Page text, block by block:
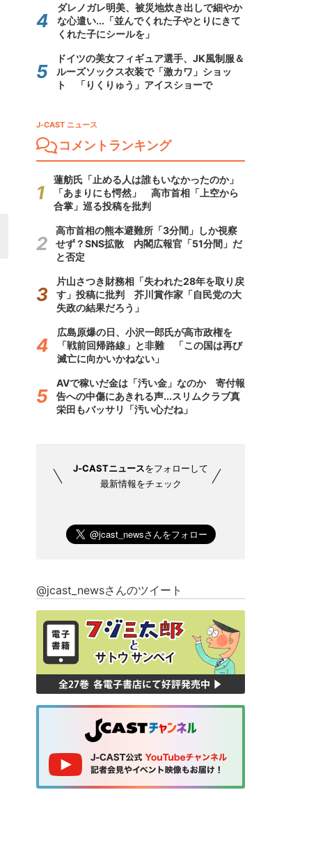
ダレノガレ明美、被災地炊き出しで細やか
な心遣い...「並んでくれた子やとりにきて
くれた子にシールを」
ドイツの美女フィギュア選手、JK風制服＆
ルーズソックス衣装で「激カワ」ショッ
ト 「りくりゅう」アイスショーで
J-CAST ニュース
コメントランキング
蓮舫氏「止める人は誰もいなかったのか」
「あまりにも愕然」 高市首相「上空から
合掌」巡る投稿を批判
高市首相の熊本避難所「3分間」しか視察
せず？SNS拡散 内閣広報官「51分間」だ
と否定
片山さつき財務相「失われた28年を取り戻
す」投稿に批判 芥川賞作家「自民党の大
失政の結果だろう」
広島原爆の日、小沢一郎氏が高市政権を
「戦前回帰路線」と非難 「この国は再び
滅亡に向かいかねない」
AVで稼いだ金は「汚い金」なのか 寄付報
告への中傷にあきれる声...スリムクラブ真
栄田もバッサリ「汚い心だね」
J-CASTニュースをフォローして
最新情報をチェック
@jcast_newsさんのツイート